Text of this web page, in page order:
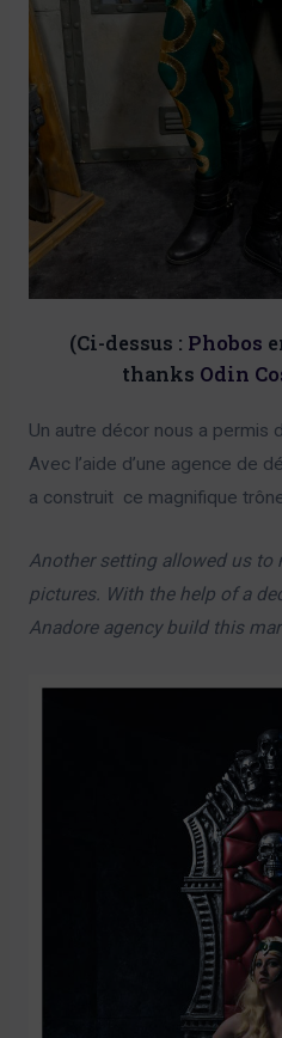
(Ci-dessus : Phobos
thanks Odin
Un autre décor nous a permis
Avec l’aide d’une agence de
a construit ce magnifique trône
Another setting allowed us to
pictures. With the help of a
Anadore agency build this